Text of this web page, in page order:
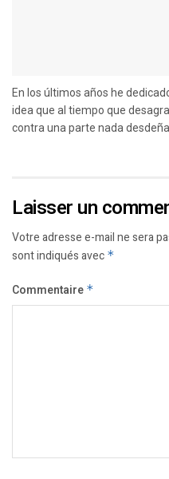
En los últimos años he
idea que al tiempo que
contra una parte nada
Laisser un
Votre adresse e-mail ne sera
sont indiqués avec *
Commentaire *